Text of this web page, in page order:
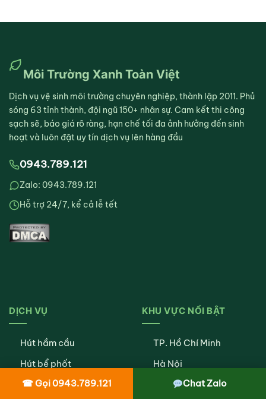
Môi Trường Xanh Toàn Việt
Dịch vụ vệ sinh môi trường chuyên nghiệp, thành lập 2011. Phủ
sóng 63 tỉnh thành, đội ngũ 150+ nhân sự. Cam kết thi công
sạch sẽ, báo giá rõ ràng, hạn chế tối đa ảnh hưởng đến sinh
hoạt và luôn đặt uy tín dịch vụ lên hàng đầu
0943.789.121
Zalo: 0943.789.121
Hỗ trợ 24/7, kể cả lễ tết
DỊCH VỤ
Hút hầm cầu
Hút bể phốt
Thông cống nghẹt
KHU VỰC NỔI BẬT
TP. Hồ Chí Minh
Hà Nội
Đà Nẵng
☎ Gọi 0943.789.121 Chat Zalo